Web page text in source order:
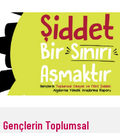
Gençlerin Toplumsal